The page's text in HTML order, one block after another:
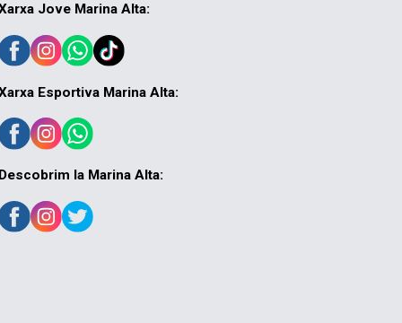
Jove Marina Alta:
Esportiva Marina Alta:
Descobrim la Marina Alta: